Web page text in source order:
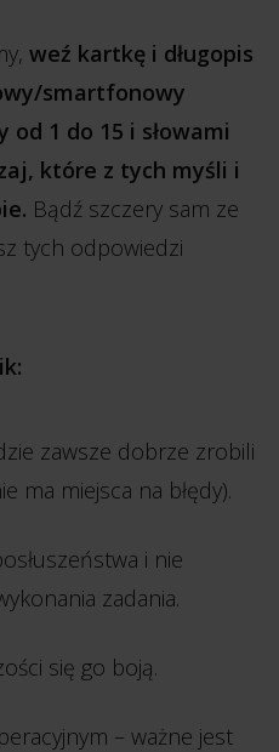
weź kartkę i długopis
smartfonowy
1 do 15 i słowami
które z tych myśli i
Bądź szczery sam ze
tych odpowiedzi
zawsze dobrze zrobili
ma miejsca na błędy).
i nie
zadania.
się go boją.
– ważne jest